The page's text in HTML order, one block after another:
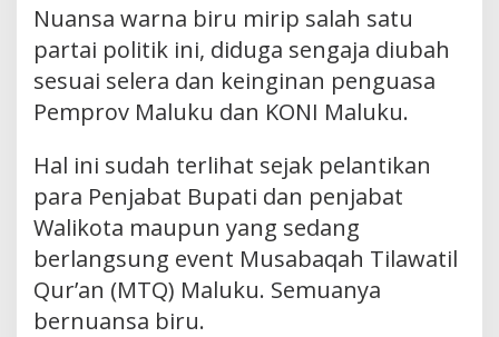
Nuansa warna biru mirip salah satu
partai politik ini, diduga sengaja diubah
sesuai selera dan keinginan penguasa
Pemprov Maluku dan KONI Maluku.
Hal ini sudah terlihat sejak pelantikan
para Penjabat Bupati dan penjabat
Walikota maupun yang sedang
berlangsung event Musabaqah Tilawatil
Qur’an (MTQ) Maluku. Semuanya
bernuansa biru.